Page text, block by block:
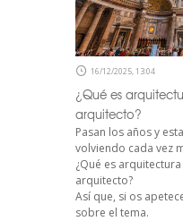
16/12/2025, 13:04
¿Qué es
arquitecto?
Pasan los años y
volviendo cada vez
¿Qué es
arquitecto?
Así que, si os
sobre el tema.